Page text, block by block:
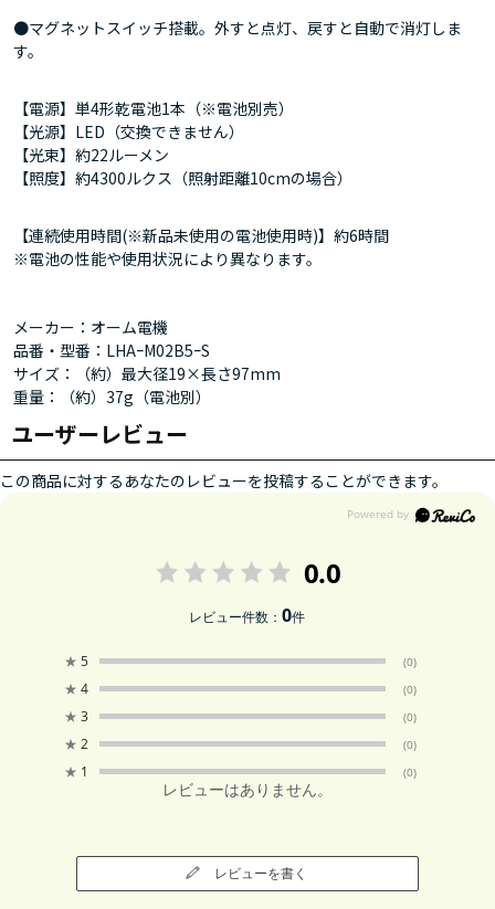
●マグネットスイッチ搭載。外すと点灯、戻すと自動で消灯しま
す。
【電源】単4形乾電池1本（※電池別売）
【光源】LED（交換できません）
【光束】約22ルーメン
【照度】約4300ルクス（照射距離10cmの場合）
【連続使用時間(※新品未使用の電池使用時)】約6時間
※電池の性能や使用状況により異なります。
メーカー：オーム電機
品番・型番：LHAｰM02B5ｰS
サイズ：（約）最大径19×長さ97mm
重量：（約）37g（電池別）
ユーザーレビュー
この商品に対するあなたのレビューを投稿することができます。
0.0
レビュー件数：0件
★ 5 (0)
★ 4 (0)
★ 3 (0)
★ 2 (0)
★ 1 (0)
レビューはありません。
レビューを書く